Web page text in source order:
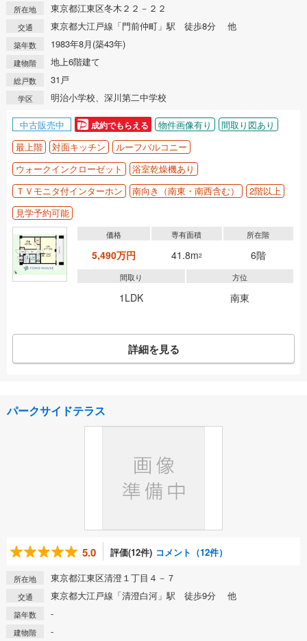
所在地 東京都江東区冬木２２－２２
交通 東京都大江戸線「門前仲町」駅 徒歩8分 他
築年数 1983年8月(築43年)
建物階 地上6階建て
総戸数 31戸
学区 明治小学校、深川第二中学校
中古販売中 成約でもらえる 物件画像有り
間取り図あり
最上階
対面キッチン
ルーフバルコニー
ウォークインクローゼット
浴室乾燥機あり
ＴＶモニタ付インターホン
南向き（南東・南西含む）
2階以上
見学予約可能
価格
5,490万円
専有面積
41.8m2
所在階
6階
間取り
1LDK
方位
南東
詳細を見る
パークサイドテラス
5.0 評価(12件) コメント（12件）
所在地 東京都江東区清澄１丁目４－７
交通 東京都大江戸線「清澄白河」駅 徒歩9分 他
築年数 -
建物階 -